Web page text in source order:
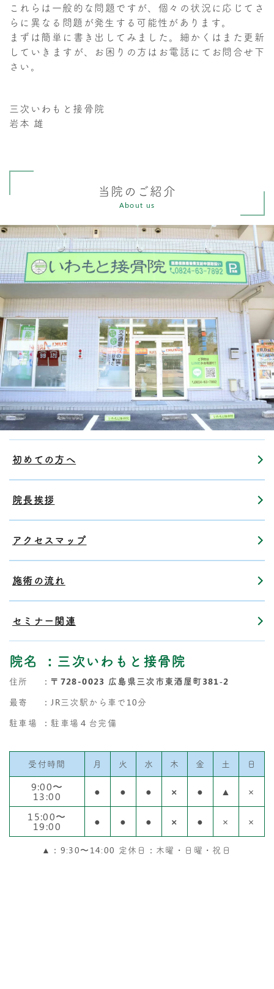
これらは一般的な問題ですが、個々の状況に応じてさ
らに異なる問題が発生する可能性があります。
まずは簡単に書き出してみました。細かくはまた更新
していきますが、お困りの方はお電話にてお問合せ下
さい。
三次いわもと接骨院
岩本 雄
当院のご紹介
About us
初めての方へ
院長挨拶
アクセスマップ
施術の流れ
セミナー関連
院名 ：三次いわもと接骨院
住所 ： 〒728-0023 広島県三次市東酒屋町381‐2
最寄
：JR三次駅から車で10分
駐車場
：駐車場４台完備
受付時間 月 火 水 木 金 土 日
9:00〜
13:00 ● ● ● × ● ▲
×
15:00〜
19:00 ● ● ● × ● × ×
▲：9:30〜14:00 定休日：木曜・日曜・祝日